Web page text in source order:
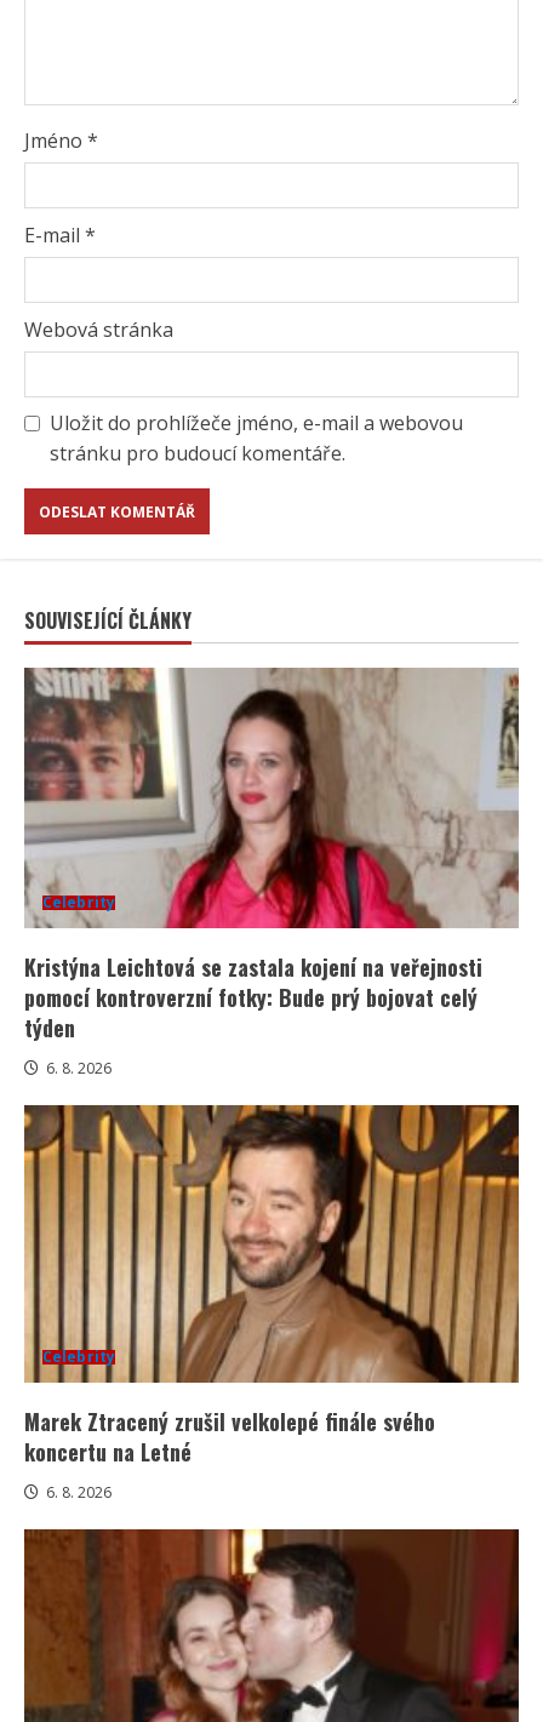
Jméno *
E-mail *
Webová stránka
Uložit do prohlížeče jméno, e-mail a webovou
stránku pro budoucí komentáře.
SOUVISEJÍCÍ ČLÁNKY
Celebrity
Kristýna Leichtová se zastala kojení na veřejnosti
pomocí kontroverzní fotky: Bude prý bojovat celý
týden
6. 8. 2026
Celebrity
Marek Ztracený zrušil velkolepé finále svého
koncertu na Letné
6. 8. 2026